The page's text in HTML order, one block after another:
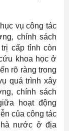
vụ công tác
chính sách
cấp tỉnh còn
khoa học ở
rõ ràng trong
quá trình xây
chính sách
hoạt động
của công tác
nước ở địa